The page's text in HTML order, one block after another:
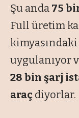
Şu anda 75
Full üretim
uygulanıyor
28 bin şarj
araç diyorlar.